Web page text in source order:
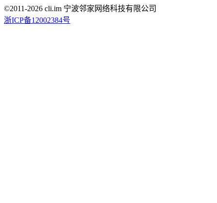
©2011-2026 cli.im 宁波邻家网络科技有限公司
浙ICP备12002384号